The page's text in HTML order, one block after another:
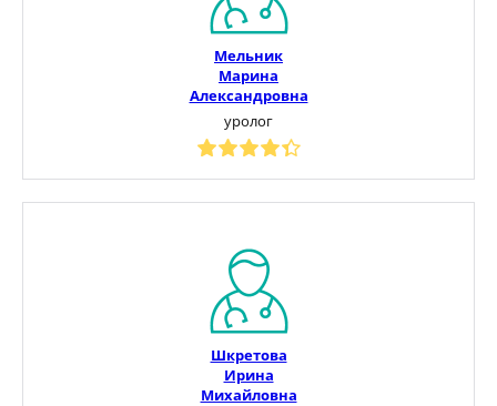
Мельник
Марина
Александровна
уролог
Шкретова
Ирина
Михайловна